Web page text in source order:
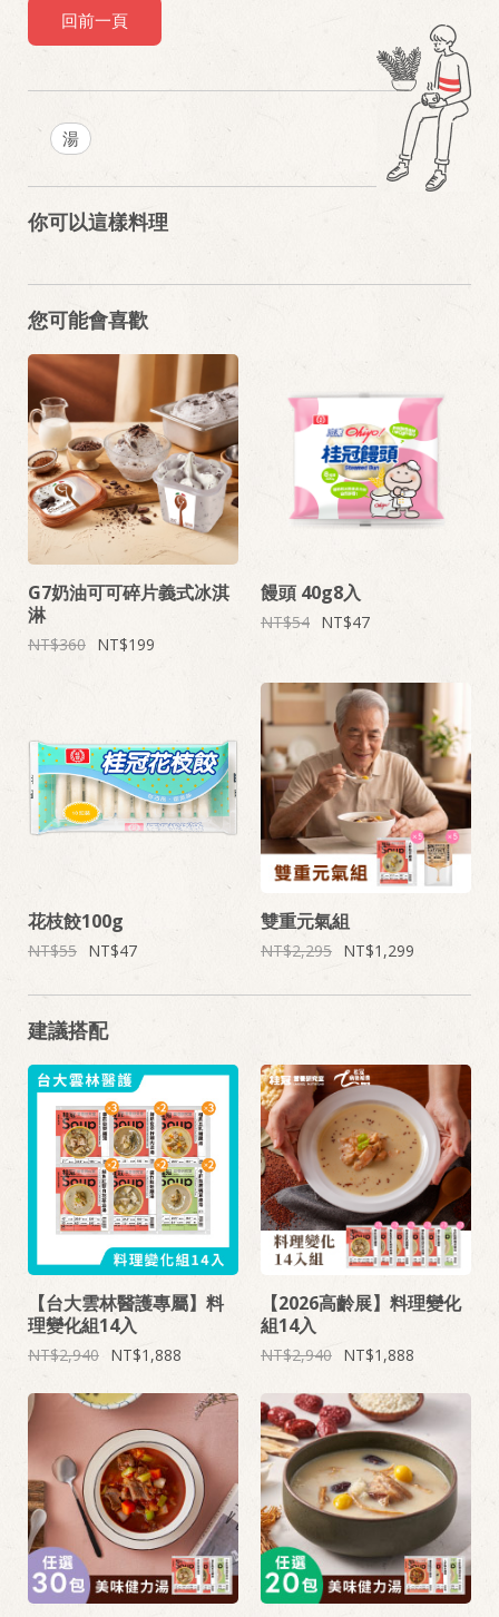
回前一頁
湯
你可以這樣料理
您可能會喜歡
G7奶油可可碎片義式冰淇
淋
360 199
饅頭 40g8入
54 47
花枝餃100g
55 47
雙重元氣組
2,295 1,299
建議搭配
【台大雲林醫護專屬】料
理變化組14入
2,940 1,888
【2026高齡展】料理變化
組14入
2,940 1,888